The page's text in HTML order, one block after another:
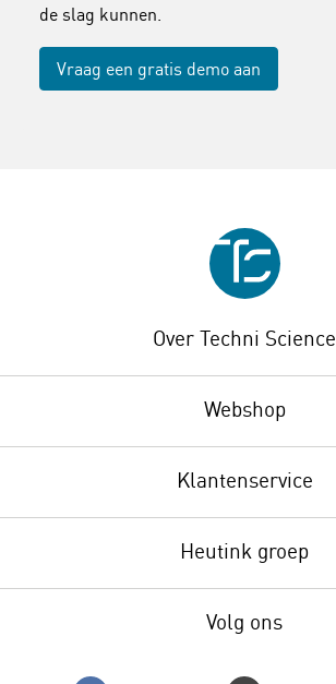
de slag kunnen.
Vraag een gratis demo aan
Over Techni Science
Webshop
Klantenservice
Heutink groep
Volg ons